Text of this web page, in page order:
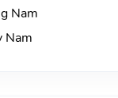
Nam
Nam